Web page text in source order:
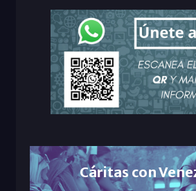
Cáritas con